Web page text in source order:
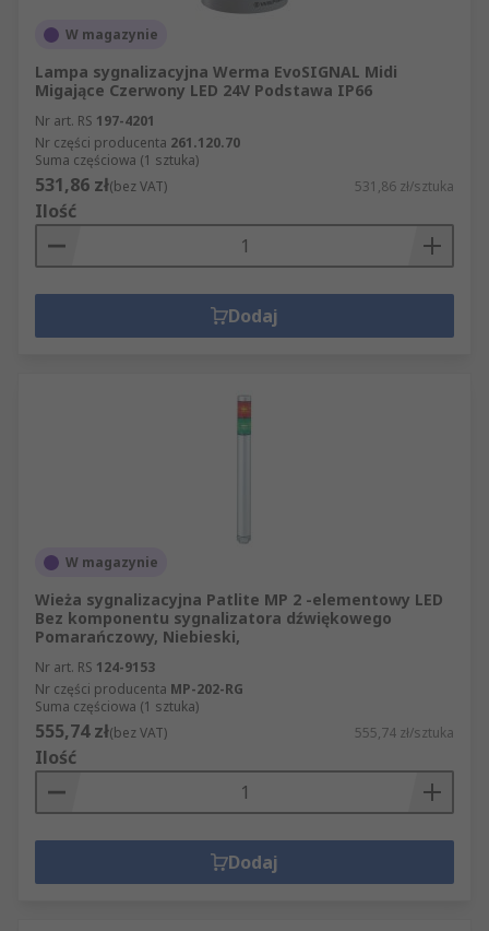
lampowy.
Jaki jest zasięg sygnalizatora lampowo-
akustycznego?
Zazwyczaj zakres dźwięku sygnalizatora
akustyczno-lampowego wynosi od 5 do 15
decybeli (dB (A)) powyżej poziomu hałasu
otoczenia. Przy wyznaczaniu obszaru pokrycia
sygnalizatora akustyczno-lampowego należy
rozważyć wiele czynników, na przykład wszelkie
hałasy, takie jak dźwięk pochodzący od ludzi i
Jaka jest minimalna odległość między
dwoma sygnalizatorami akustyczno-
pytanie, odległość między dwoma
sygnalizatorami akustyczno-lampowymi można
obliczyć na podstawie odległości, na jaką
emitowany jest dźwięk.
Poziom określony decybelami sygnalizatora
akustyczno-lampowego określa się na według
osoby, znajdującej się w odległości jednego metra.
Jeśli na przykład odległość zostanie podwojona do
dwóch metrów, poziom decybeli spadnie o 6.
W magazynie
Lampa sygnalizacyjna Werma EvoSIGNAL Midi
Migające Czerwony LED 24V Podstawa IP66
Nr art. RS 197-4201
Nr części producenta 261.120.70
Suma częściowa (1 sztuka)
531,86 zł(bez VAT) 531,86 zł/sztuka
Ilość
Dodaj
W magazynie
Wieża sygnalizacyjna Patlite MP 2 -elementowy LED
Bez komponentu sygnalizatora dźwiękowego
Pomarańczowy, Niebieski,
Nr art. RS 124-9153
Nr części producenta MP-202-RG
Suma częściowa (1 sztuka)
555,74 zł(bez VAT) 555,74 zł/sztuka
Ilość
Dodaj